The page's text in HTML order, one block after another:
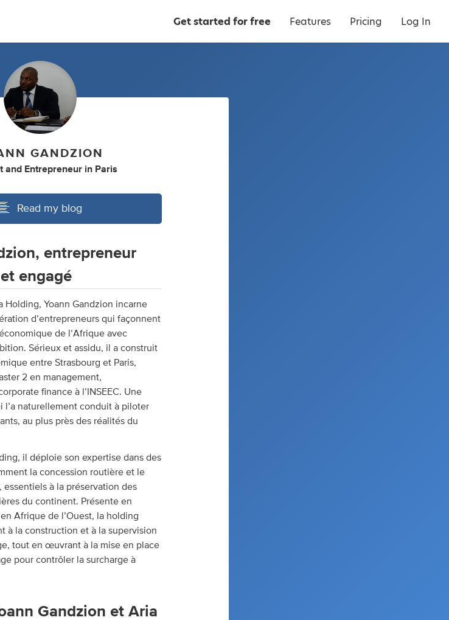
Get started for free Features Pricing Log In
GANDZION
and Entrepreneur in Paris
Read my blog
entrepreneur
engagé
Holding, Yoann Gandzion incarne
d’entrepreneurs qui façonnent
de l’Afrique avec
Sérieux et assidu, il a construit
entre Strasbourg et Paris,
2 en management,
finance à l’INSEEC. Une
l’a naturellement conduit à piloter
au plus près des réalités du
il déploie son expertise dans des
la concession routière et le
essentiels à la préservation des
du continent. Présente en
Afrique de l’Ouest, la holding
à la construction et à la supervision
tout en œuvrant à la mise en place
pour contrôler la surcharge à
Gandzion et Aria